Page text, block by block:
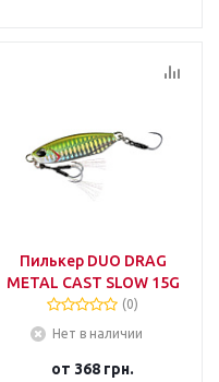
Пилькер DUO DRAG
METAL CAST SLOW 15G
(0)
Нет в наличии
от 368 грн.